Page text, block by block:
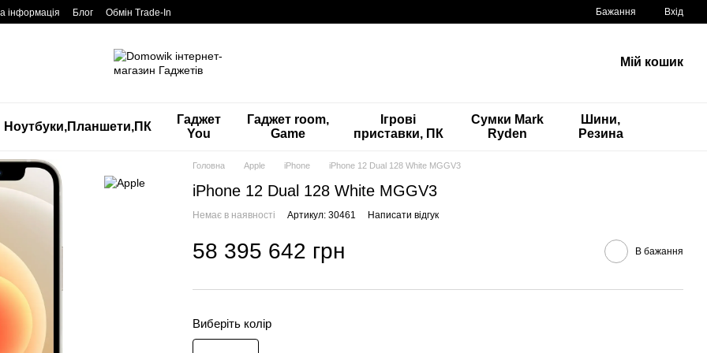
інформація Блог Обмін Trade-In Бажання Вхід
Мій кошик
Ноутбуки,Планшети,ПК
Гаджет
You
Гаджет room,
Game
Ігрові
приставки, ПК
Сумки Mark
Ryden
Шини,
Резина
Головна Apple iPhone iPhone 12 Dual 128 White MGGV3
iPhone 12 Dual 128 White MGGV3
Немає в наявності Артикул: 30461 Написати відгук
58 395 642 грн В бажання
Виберіть колір